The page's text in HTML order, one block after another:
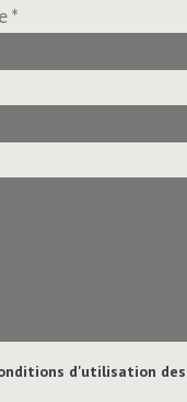
*
d'utilisation des